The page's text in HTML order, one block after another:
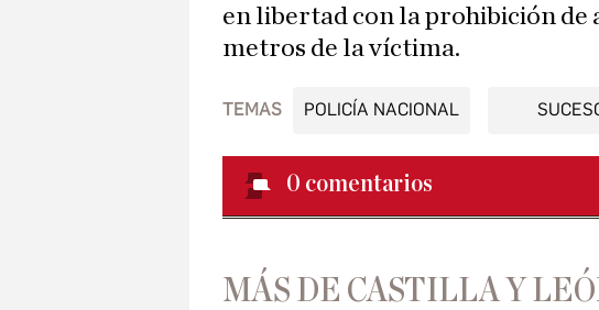
en libertad con la prohibición de
metros de la víctima.
TEMAS POLICÍA NACIONAL
0 comentarios
MÁS DE CASTILLA Y